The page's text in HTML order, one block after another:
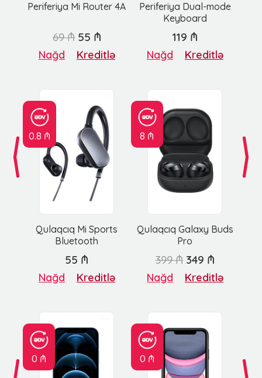
Periferiya Mi Router 4A
Periferiya Dual-mode
Keyboard
69 ₼ 55 ₼
Nağd Kreditlə
119 ₼
Nağd Kreditlə
0.8 ₼
Qulaqcıq Mi Sports
Bluetooth
8 ₼
Qulaqcıq Galaxy Buds
Pro
55 ₼
Nağd Kreditlə
399 ₼ 349 ₼
Nağd Kreditlə
0 ₼ 0 ₼